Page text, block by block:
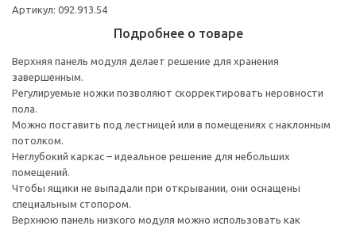
Артикул: 092.913.54
Подробнее о товаре
Верхняя панель модуля делает решение для хранения
завершенным.
Регулируемые ножки позволяют скорректировать неровности
пола.
Можно поставить под лестницей или в помещениях с наклонным
потолком.
Неглубокий каркас – идеальное решение для небольших
помещений.
Чтобы ящики не выпадали при открывании, они оснащены
специальным стопором.
Верхнюю панель низкого модуля можно использовать как